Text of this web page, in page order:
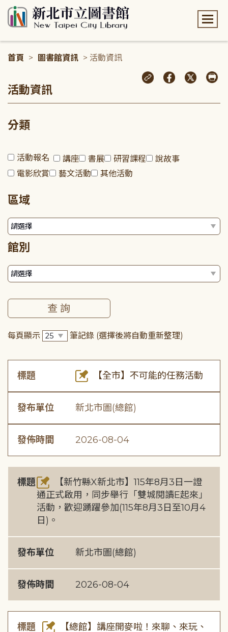
首頁 > 圖書館資訊 > 活動資訊
活動資訊
分類
活動報名 講座 書展 研習課程
說故事
電影欣賞
藝文活動 其他活動
區域
館別
每頁顯示 筆記錄 (選擇後將自動重新整理)
標題 【全市】不可能的任務活動
發布單位 新北市圖(總館)
發佈時間 2026-08-04
標題
【新竹縣X新北市】115年8月3日一證
通正式啟用，同步舉行「雙城閱讀E起來」
活動，歡迎踴躍參加(115年8月3日至10月4
日)。
發布單位 新北市圖(總館)
發佈時間 2026-08-04
標題
【總館】講座開麥啦！來聊、來玩、